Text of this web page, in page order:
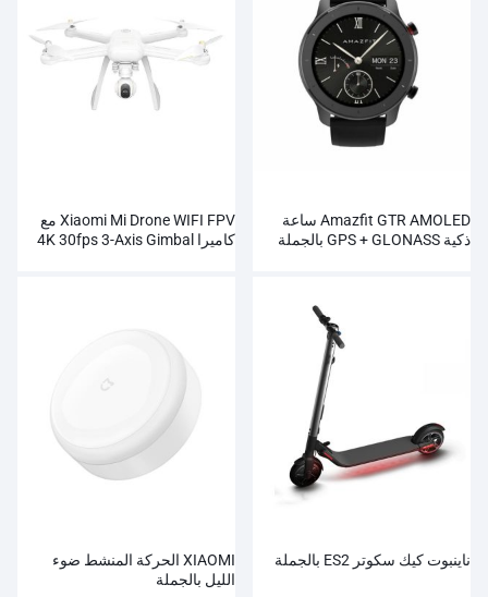
Amazfit GTR AMOLED ساعة
ذكية GPS + GLONASS بالجملة
Xiaomi Mi Drone WIFI FPV مع
كاميرا 4K 30fps 3-Axis Gimbal
ناينبوت كيك سكوتر ES2 بالجملة
XIAOMI الحركة المنشط ضوء
الليل بالجملة